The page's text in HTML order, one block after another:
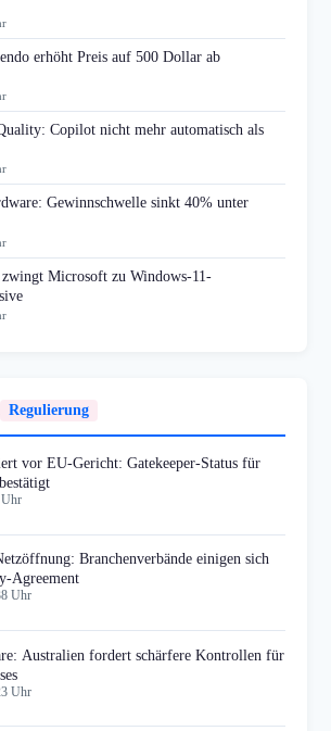
erhöht Preis auf 500 Dollar ab
Copilot nicht mehr automatisch als
Gewinnschwelle sinkt 40% unter
Microsoft zu Windows-11-
Regulierung
vor EU-Gericht: Gatekeeper-Status für
Uhr
Branchenverbände einigen sich
Agreement
Uhr
Australien fordert schärfere Kontrollen für
Uhr